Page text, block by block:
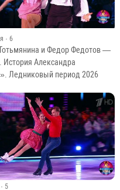
· 6
и Федор Федотов —
История Александра
Ледниковый период 2026
· 5